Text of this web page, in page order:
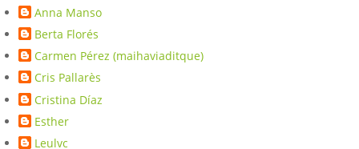
Anna Manso
Berta Florés
Carmen Pérez (maihaviaditque)
Cris Pallarès
Cristina Díaz
Esther
Leulvc